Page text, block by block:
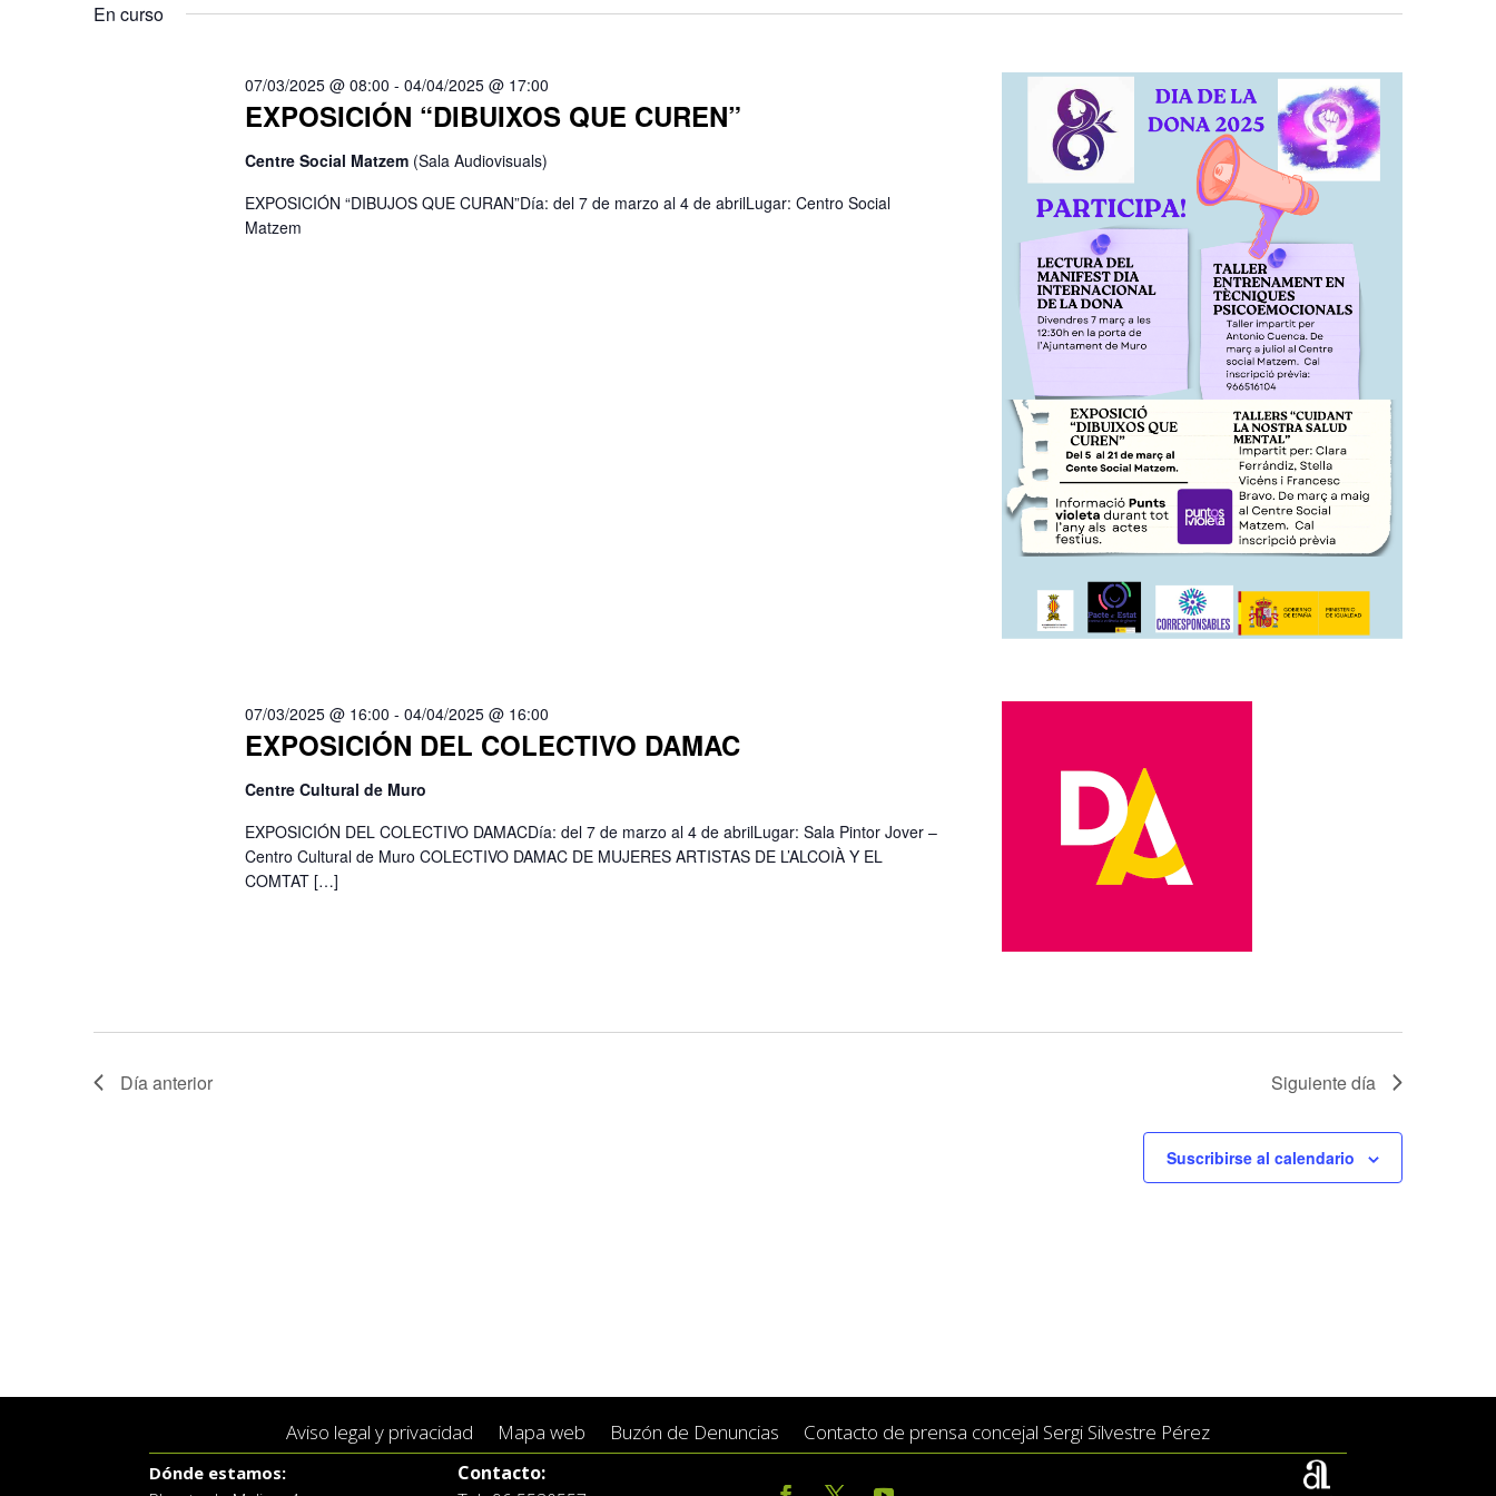
para
la
En curso
EXPOSICIÓN “DIBUIXOS QUE CUREN”
07/03/2025 @ 08:00 - 04/04/2025 @ 17:00
Centre Social Matzem (Sala Audiovisuals)
EXPOSICIÓN “DIBUJOS QUE CURAN”Día: del 7 de marzo al 4 de abrilLugar: Centro Social
Matzem
EXPOSICIÓN DEL COLECTIVO DAMAC
07/03/2025 @ 16:00 - 04/04/2025 @ 16:00
Centre Cultural de Muro
EXPOSICIÓN DEL COLECTIVO DAMACDía: del 7 de marzo al 4 de abrilLugar: Sala Pintor Jover –
Centro Cultural de Muro COLECTIVO DAMAC DE MUJERES ARTISTAS DE L’ALCOIÀ Y EL
COMTAT […]
Día anterior Siguiente día
Suscribirse al calendario
Aviso legal y privacidad Mapa web Buzón de Denuncias Contacto de prensa concejal Sergi Silvestre Pérez
Dónde estamos:
Contacto: